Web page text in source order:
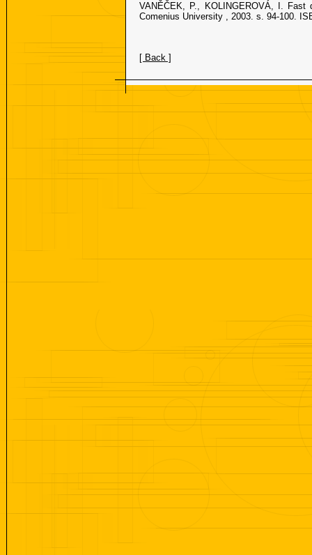
VANĚČEK, P., KOLINGEROVÁ, I.
Comenius University , 2003. s. 94-100.
[ Back ]